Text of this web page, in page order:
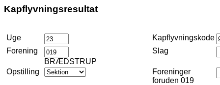
Kapflyvningsresultat
Uge
Kapflyvningskode
Forening
BRÆDSTRUP
Slag
Opstilling
Foreninger
foruden 019